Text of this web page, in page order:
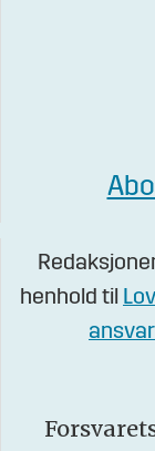
henhold til